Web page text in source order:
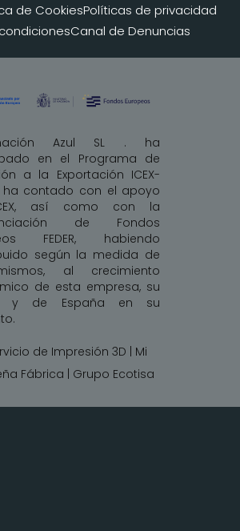
de CookiesPolíticas de privacidad
Canal de Denuncias
Azul SL . ha
en el Programa de
a la Exportación ICEX-
ha contado con el apoyo
así como con la
de Fondos
FEDER, habiendo
según la medida de
al crecimiento
de esta empresa, su
y de España en su
de Impresión 3D | Mi
Fábrica | Grupo Ecotisa